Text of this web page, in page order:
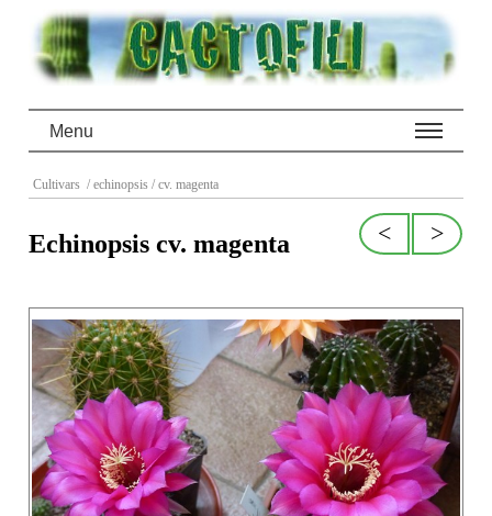
Menu
Cultivars / echinopsis / cv. magenta
>
<
Echinopsis cv. magenta